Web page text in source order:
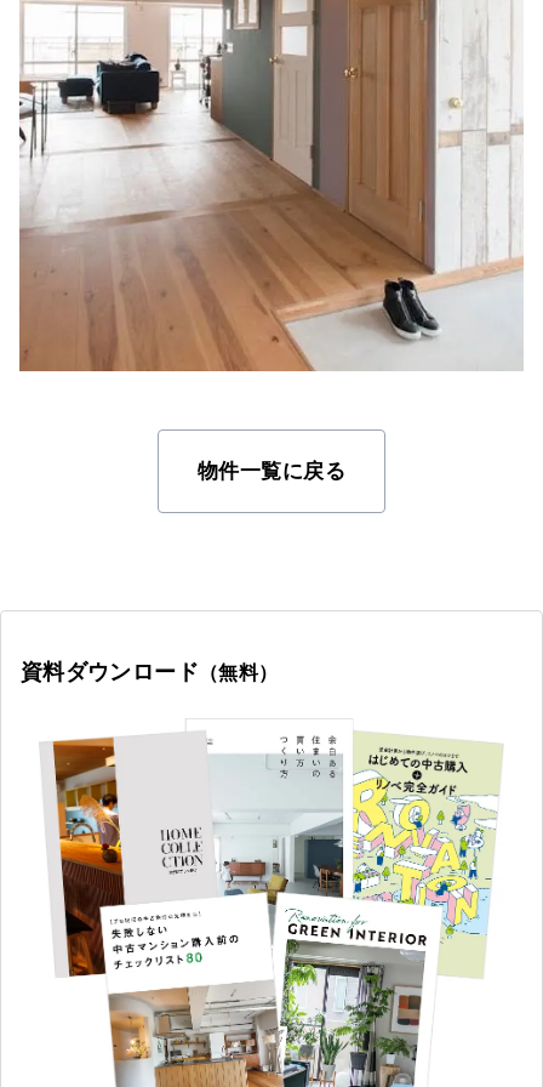
物件一覧に戻る
資料ダウンロード （無料）